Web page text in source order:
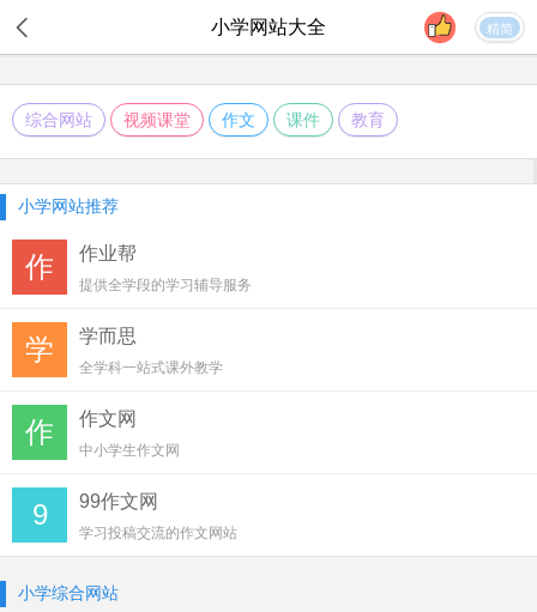
小学网站大全 精简
综合网站 视频课堂 作文 课件 教育
小学网站推荐
作 作业帮
提供全学段的学习辅导服务
学 学而思
全学科一站式课外教学
作 作文网
中小学生作文网
9 99作文网
学习投稿交流的作文网站
小学综合网站